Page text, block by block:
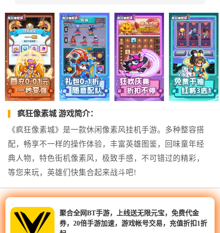
疯狂像素城 游戏简介：
《疯狂像素城》是一款休闲像素风挂机手游。多种整容搭
配，畅享不一样的操作体验，丰富英雄图鉴，回味童年经
典人物，特色街机像素风，极致手感，不可错过的精彩，
等您来玩，英雄们快集合起来战斗吧!
聚合全网BT手游，上线送无限元宝，免费代金
券，20倍手游加速，游戏帐号交易，充值折扣1折